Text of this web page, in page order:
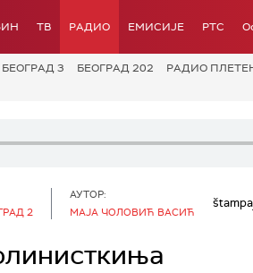
ТВ РАДИО ЕМИСИЈЕ РТС
3 БЕОГРАД 202 РАДИО
2
АУТОР:
МАЈА ЧОЛОВИЋ ВАСИЋ